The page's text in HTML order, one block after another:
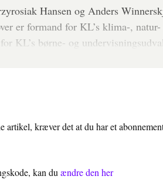
Hansen og Anders
er formand for KL’s klima-,
KL’s børne- og
artikel, kræver det at du har et
kan du ændre den her